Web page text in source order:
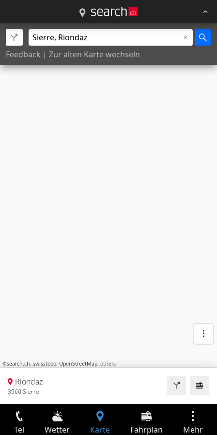
Feedback | Zur alten Karte wechseln
©search.ch, swisstopo, OpenStreetMap, others
Riondaz
3960 Sierre
Tel Wetter Karte Fahrplan Mehr